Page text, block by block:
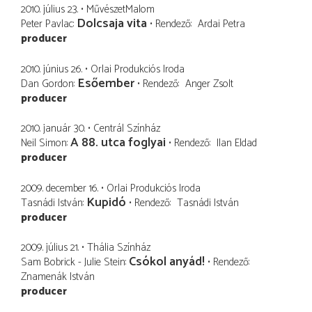
2010. július 23. MűvészetMalom
Peter Pavlac Dolcsaja vita Rendező Ardai Petra
producer
2010. június 26. Orlai Produkciós Iroda
Dan Gordon Esőember Rendező Anger Zsolt
producer
2010. január 30. Centrál Színház
Neil Simon A 88. utca foglyai Rendező Ilan Eldad
producer
2009. december 16. Orlai Produkciós Iroda
Tasnádi István Kupidó Rendező Tasnádi István
producer
2009. július 21. Thália Színház
Sam Bobrick - Julie Stein Csókol anyád! Rendező
Znamenák István
producer